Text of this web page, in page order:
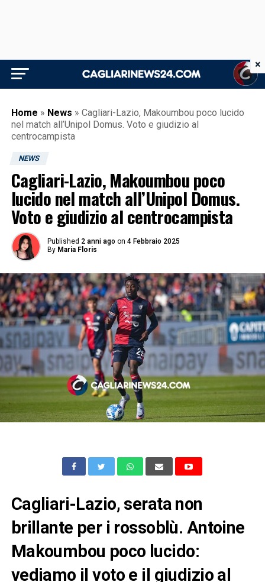
Home » News » Cagliari-Lazio, Makoumbou poco lucido
nel match all’Unipol Domus. Voto e giudizio al
centrocampista
NEWS
Cagliari-Lazio, Makoumbou poco
lucido nel match all’Unipol Domus.
Voto e giudizio al centrocampista
Published 2 anni ago on 4 Febbraio 2025
By Maria Floris
Cagliari-Lazio, serata non
brillante per i rossoblù. Antoine
Makoumbou poco lucido:
vediamo il voto e il giudizio al
×